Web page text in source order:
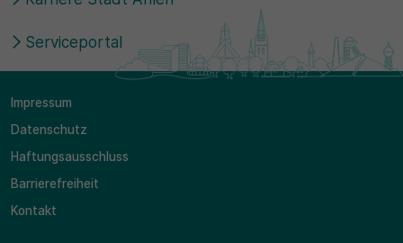
Serviceportal
Impressum
Datenschutz
Haftungsausschluss
Barrierefreiheit
Kontakt
Zweck